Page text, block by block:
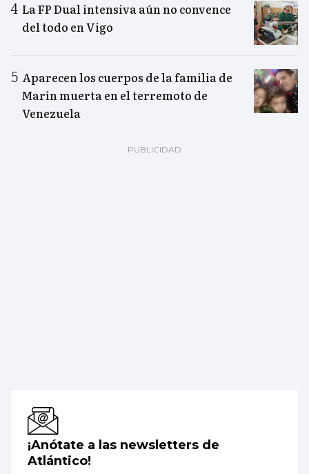
La FP Dual intensiva aún no convence
del todo en Vigo
Aparecen los cuerpos de la familia de
Marín muerta en el terremoto de
Venezuela
¡Anótate a las newsletters de
Atlántico!